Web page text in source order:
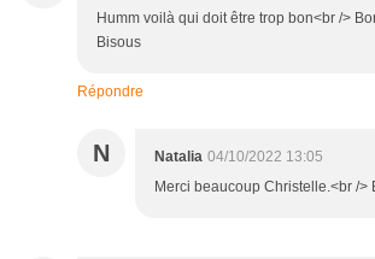
Humm voilà qui doit être trop bon<br />
Bisous
Répondre
N Natalia 04/10/2022 13:05
Merci beaucoup Christelle.<br />